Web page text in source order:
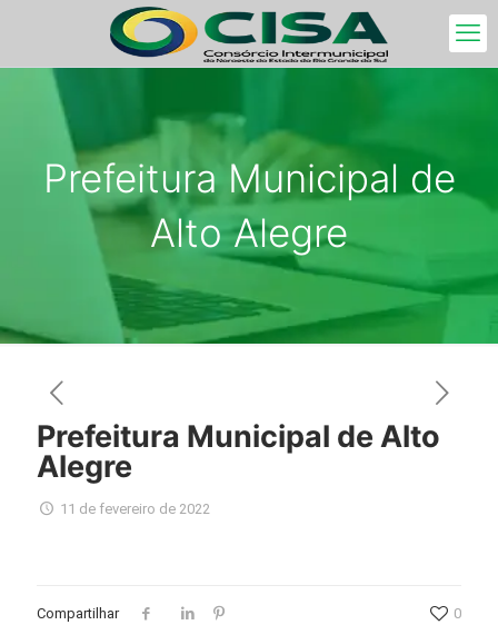
Prefeitura Municipal de
Alto Alegre
Prefeitura Municipal de Alto
Alegre
11 de fevereiro de 2022
Compartilhar 0